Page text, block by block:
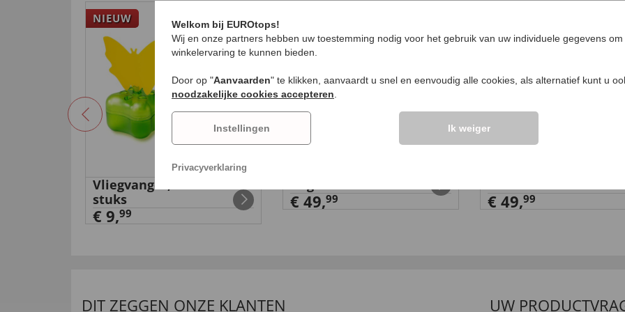
NIEUW
Vliegvanger, set van 2
stuks
€ 9,99
€ 49,99 € 49,99
DIT ZEGGEN ONZE KLANTEN UW
Welkom bij EUROtops!
Wij en onze partners hebben uw toestemming nodig voor het gebruik van uw individuele gegevens
winkelervaring te kunnen bieden.
Door op "Aanvaarden" te klikken, aanvaardt u snel en eenvoudig alle cookies, als alternatief kunt u
noodzakelijke cookies accepteren
Instellingen Ik weiger
Privacyverklaring